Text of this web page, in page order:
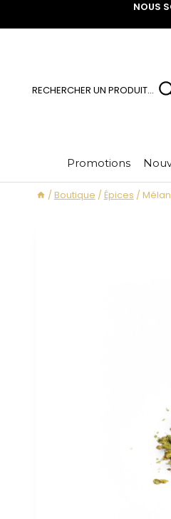
NOUS
RECHERCHER UN PRODUIT...
Promotions
/ Boutique / Épices /